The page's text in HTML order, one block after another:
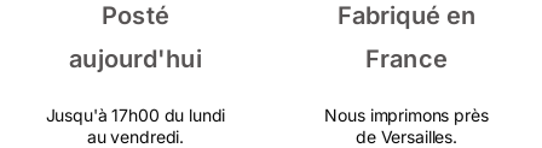
Posté
aujourd'hui
Jusqu'à 17h00 du lundi
au vendredi.
Fabriqué en
France
Nous imprimons près
de Versailles.